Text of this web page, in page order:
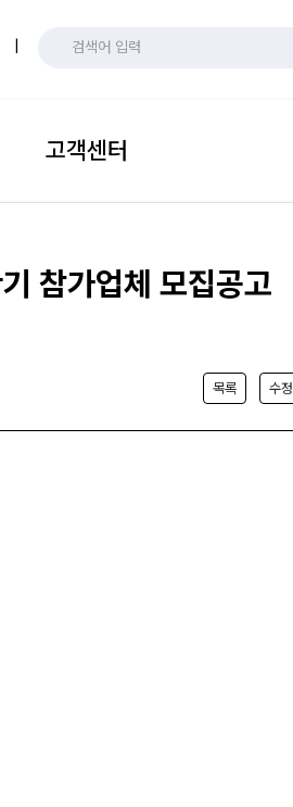
고객센터
참가업체 모집공고
목록 수정